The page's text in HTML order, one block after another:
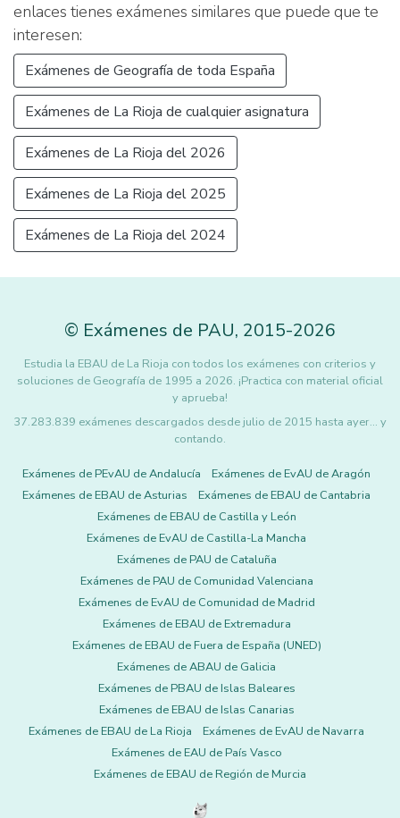
enlaces tienes exámenes similares que puede que te
interesen:
Exámenes de Geografía de toda España
Exámenes de La Rioja de cualquier asignatura
Exámenes de La Rioja del 2026
Exámenes de La Rioja del 2025
Exámenes de La Rioja del 2024
© Exámenes de PAU, 2015-2026
Estudia la EBAU de La Rioja con todos los exámenes con criterios y
soluciones de Geografía de 1995 a 2026. ¡Practica con material oficial
y aprueba!
37.283.839 exámenes descargados desde julio de 2015 hasta ayer... y
contando.
Exámenes de PEvAU de Andalucía
Exámenes de EvAU de Aragón
Exámenes de EBAU de Asturias
Exámenes de EBAU de Cantabria
Exámenes de EBAU de Castilla y León
Exámenes de EvAU de Castilla-La Mancha
Exámenes de PAU de Cataluña
Exámenes de PAU de Comunidad Valenciana
Exámenes de EvAU de Comunidad de Madrid
Exámenes de EBAU de Extremadura
Exámenes de EBAU de Fuera de España (UNED)
Exámenes de ABAU de Galicia
Exámenes de PBAU de Islas Baleares
Exámenes de EBAU de Islas Canarias
Exámenes de EBAU de La Rioja
Exámenes de EvAU de Navarra
Exámenes de EAU de País Vasco
Exámenes de EBAU de Región de Murcia